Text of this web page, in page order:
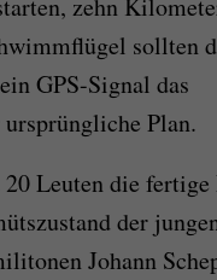
sollten
GPS-Signal das
Plan.
Leuten die fertige
der
Johann